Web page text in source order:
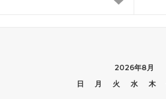
2026年8月
日
月 火 水 木